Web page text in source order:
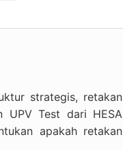
strategis, retakan
UPV Test dari HESA
apakah retakan